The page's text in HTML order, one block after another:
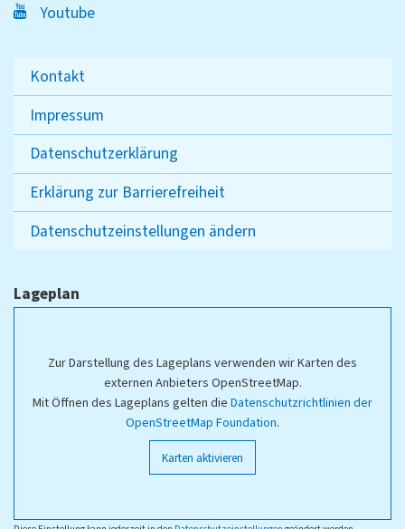
Youtube
Kontakt
Impressum
Datenschutzerklärung
Erklärung zur Barrierefreiheit
Datenschutzeinstellungen ändern
Lageplan
Zur Darstellung des Lageplans verwenden wir Karten des
externen Anbieters OpenStreetMap.
Mit Öffnen des Lageplans gelten die Datenschutzrichtlinien der
OpenStreetMap Foundation.
Karten aktivieren